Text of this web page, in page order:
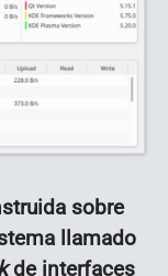
sobre
llamado
de interfaces